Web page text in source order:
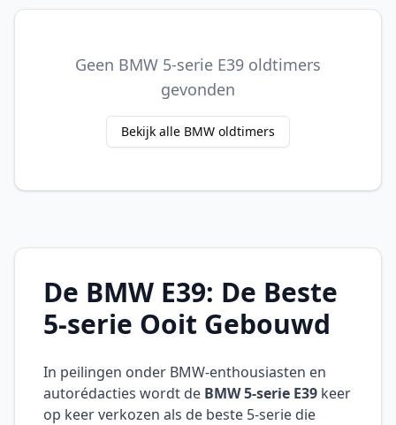
Geen BMW 5-serie E39 oldtimers
gevonden
Bekijk alle BMW oldtimers
De BMW E39: De Beste
5-serie Ooit Gebouwd
In peilingen onder BMW-enthousiasten en
autorédacties wordt de BMW 5-serie E39 keer
op keer verkozen als de beste 5-serie die